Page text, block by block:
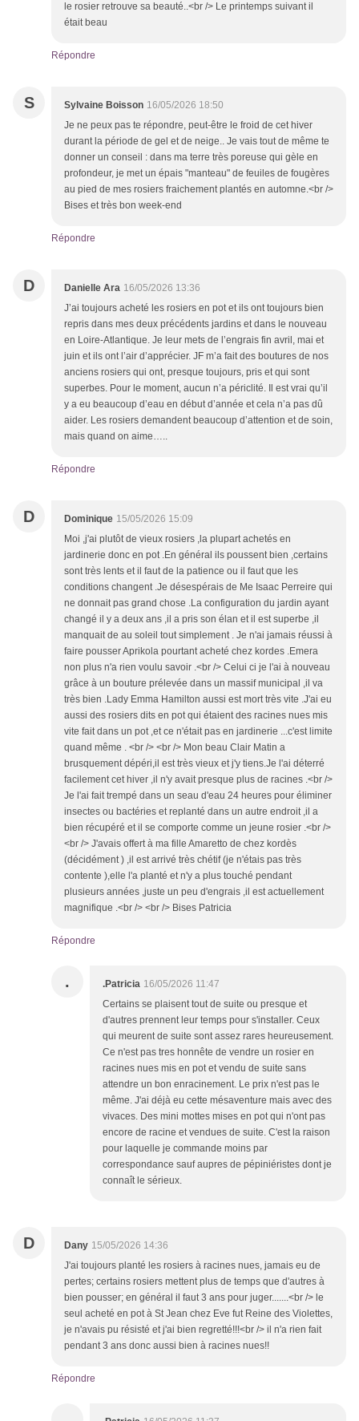
le rosier retrouve sa beauté..<br /> Le printemps suivant il
était beau
Répondre
S Sylvaine Boisson 16/05/2026 18:50
Je ne peux pas te répondre, peut-être le froid de cet hiver
durant la période de gel et de neige.. Je vais tout de même te
donner un conseil : dans ma terre très poreuse qui gèle en
profondeur, je met un épais "manteau" de feuiles de fougères
au pied de mes rosiers fraichement plantés en automne.<br />
Bises et très bon week-end
Répondre
D Danielle Ara 16/05/2026 13:36
J’ai toujours acheté les rosiers en pot et ils ont toujours bien
repris dans mes deux précédents jardins et dans le nouveau
en Loire-Atlantique. Je leur mets de l’engrais fin avril, mai et
juin et ils ont l’air d’apprécier. JF m’a fait des boutures de nos
anciens rosiers qui ont, presque toujours, pris et qui sont
superbes. Pour le moment, aucun n’a périclité. Il est vrai qu’il
y a eu beaucoup d’eau en début d’année et cela n’a pas dû
aider. Les rosiers demandent beaucoup d’attention et de soin,
mais quand on aime…..
Répondre
D Dominique 15/05/2026 15:09
Moi ,j'ai plutôt de vieux rosiers ,la plupart achetés en
jardinerie donc en pot .En général ils poussent bien ,certains
sont très lents et il faut de la patience ou il faut que les
conditions changent .Je désespérais de Me Isaac Perreire qui
ne donnait pas grand chose .La configuration du jardin ayant
changé il y a deux ans ,il a pris son élan et il est superbe ,il
manquait de au soleil tout simplement . Je n'ai jamais réussi à
faire pousser Aprikola pourtant acheté chez kordes .Emera
non plus n'a rien voulu savoir .<br /> Celui ci je l'ai à nouveau
grâce à un bouture prélevée dans un massif municipal ,il va
très bien .Lady Emma Hamilton aussi est mort très vite .J'ai eu
aussi des rosiers dits en pot qui étaient des racines nues mis
vite fait dans un pot ,et ce n'était pas en jardinerie ...c'est limite
quand même . <br /> <br /> Mon beau Clair Matin a
brusquement dépéri,il est très vieux et j'y tiens.Je l'ai déterré
facilement cet hiver ,il n'y avait presque plus de racines .<br />
Je l'ai fait trempé dans un seau d'eau 24 heures pour éliminer
insectes ou bactéries et replanté dans un autre endroit ,il a
bien récupéré et il se comporte comme un jeune rosier .<br />
<br /> J'avais offert à ma fille Amaretto de chez kordès
(décidément ) ,il est arrivé très chétif (je n'étais pas très
contente ),elle l'a planté et n'y a plus touché pendant
plusieurs années ,juste un peu d'engrais ,il est actuellement
magnifique .<br /> <br /> Bises Patricia
Répondre
. .Patricia 16/05/2026 11:47
Certains se plaisent tout de suite ou presque et
d'autres prennent leur temps pour s'installer. Ceux
qui meurent de suite sont assez rares heureusement.
Ce n'est pas tres honnête de vendre un rosier en
racines nues mis en pot et vendu de suite sans
attendre un bon enracinement. Le prix n'est pas le
même. J'ai déjà eu cette mésaventure mais avec des
vivaces. Des mini mottes mises en pot qui n'ont pas
encore de racine et vendues de suite. C'est la raison
pour laquelle je commande moins par
correspondance sauf aupres de pépiniéristes dont je
connaît le sérieux.
D Dany 15/05/2026 14:36
J'ai toujours planté les rosiers à racines nues, jamais eu de
pertes; certains rosiers mettent plus de temps que d'autres à
bien pousser; en général il faut 3 ans pour juger.......<br /> le
seul acheté en pot à St Jean chez Eve fut Reine des Violettes,
je n'avais pu résisté et j'ai bien regretté!!!<br /> il n'a rien fait
pendant 3 ans donc aussi bien à racines nues!!
Répondre